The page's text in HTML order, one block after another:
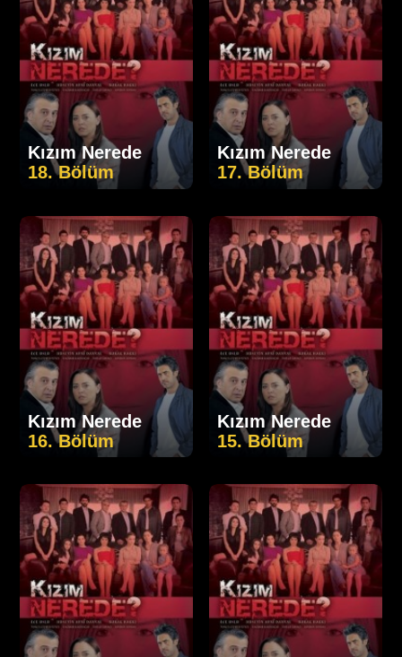
Kızım Nerede
18. Bölüm
Kızım Nerede
17. Bölüm
Kızım Nerede
16. Bölüm
Kızım Nerede
15. Bölüm